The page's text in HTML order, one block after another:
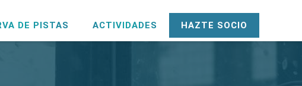
DE PISTAS ACTIVIDADES HAZTE SOCIO